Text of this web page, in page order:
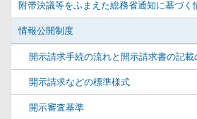
附帯決議等をふまえた総務省通知に基づく
情報公開制度
開示請求手続の流れと開示請求書の記載
開示請求などの標準様式
開示審査基準